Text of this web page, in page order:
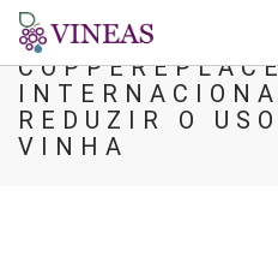
PÁGINA INICIAL
SOBRE A VINEAS
REDUZIR O
VINHA